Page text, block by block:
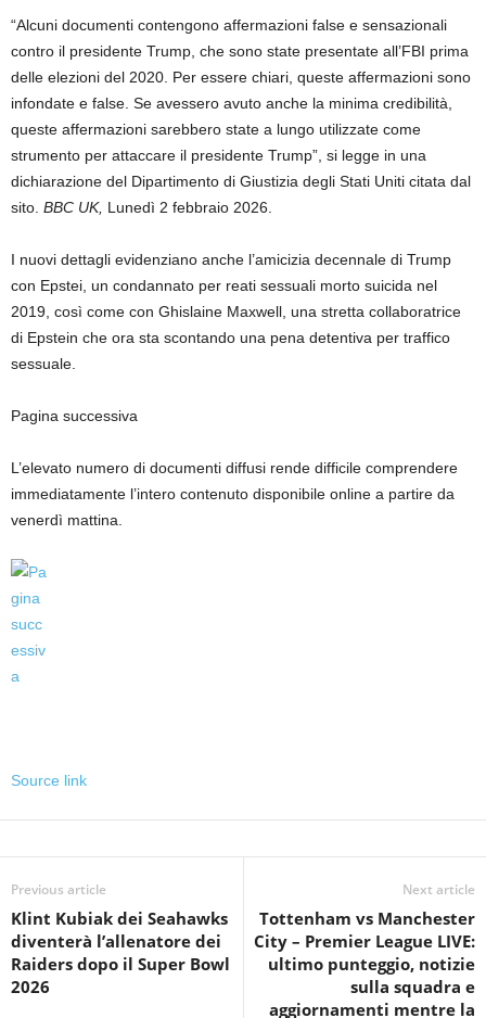
“Alcuni documenti contengono affermazioni false e sensazionali
contro il presidente Trump, che sono state presentate all’FBI prima
delle elezioni del 2020. Per essere chiari, queste affermazioni sono
infondate e false. Se avessero avuto anche la minima credibilità,
queste affermazioni sarebbero state a lungo utilizzate come
strumento per attaccare il presidente Trump”, si legge in una
dichiarazione del Dipartimento di Giustizia degli Stati Uniti citata dal
sito. BBC UK, Lunedì 2 febbraio 2026.
I nuovi dettagli evidenziano anche l’amicizia decennale di Trump
con Epstei, un condannato per reati sessuali morto suicida nel
2019, così come con Ghislaine Maxwell, una stretta collaboratrice
di Epstein che ora sta scontando una pena detentiva per traffico
sessuale.
Pagina successiva
L’elevato numero di documenti diffusi rende difficile comprendere
immediatamente l’intero contenuto disponibile online a partire da
venerdì mattina.
Source link
Previous article
Klint Kubiak dei Seahawks
diventerà l’allenatore dei
Raiders dopo il Super Bowl
2026
Next article
Tottenham vs Manchester
City – Premier League LIVE:
ultimo punteggio, notizie
sulla squadra e
aggiornamenti mentre la